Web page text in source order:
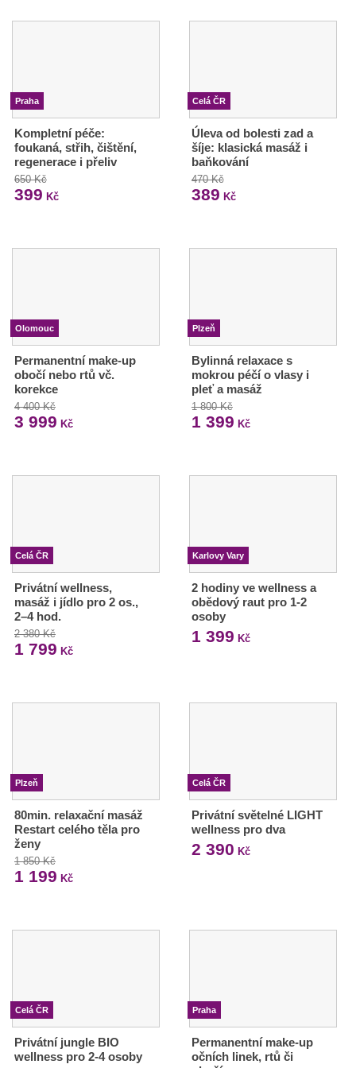
Praha
Kompletní péče:
foukaná, střih, čištění,
regenerace i přeliv
650 Kč
399 Kč
Celá ČR
Úleva od bolesti zad a
šíje: klasická masáž i
baňkování
470 Kč
389 Kč
Olomouc
Permanentní make-up
obočí nebo rtů vč.
korekce
4 400 Kč
3 999 Kč
Plzeň
Bylinná relaxace s
mokrou péčí o vlasy i
pleť a masáž
1 800 Kč
1 399 Kč
Celá ČR
Privátní wellness,
masáž i jídlo pro 2 os.,
2–4 hod.
2 380 Kč
1 799 Kč
Karlovy Vary
2 hodiny ve wellness a
obědový raut pro 1-2
osoby
1 399 Kč
Plzeň
80min. relaxační masáž
Restart celého těla pro
ženy
1 850 Kč
1 199 Kč
Celá ČR
Privátní světelné LIGHT
wellness pro dva
2 390 Kč
Celá ČR
Privátní jungle BIO
wellness pro 2-4 osoby
Praha
Permanentní make-up
očních linek, rtů či